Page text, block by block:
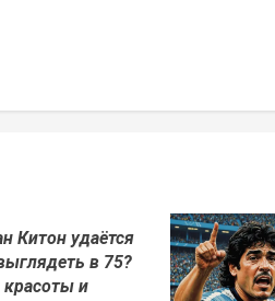
Китон удаётся
в 75?
и